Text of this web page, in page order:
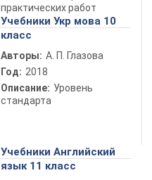
практических работ
Учебники Укр мова 10
класс
Авторы: А. П. Глазова
Год: 2018
Описание: Уровень
стандарта
Учебники Английский
язык 11 класс